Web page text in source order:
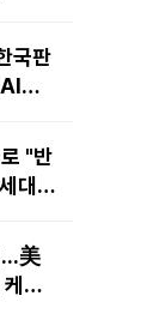
국판
모
"반
대
...美
이